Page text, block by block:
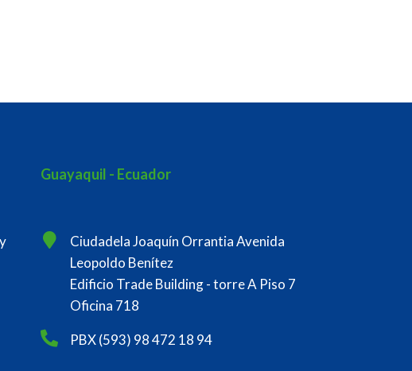
Guayaquil - Ecuador
Ciudadela Joaquín Orrantia Avenida
Leopoldo Benítez
Edificio Trade Building - torre A Piso 7
Oficina 718
PBX (593) 98 472 18 94